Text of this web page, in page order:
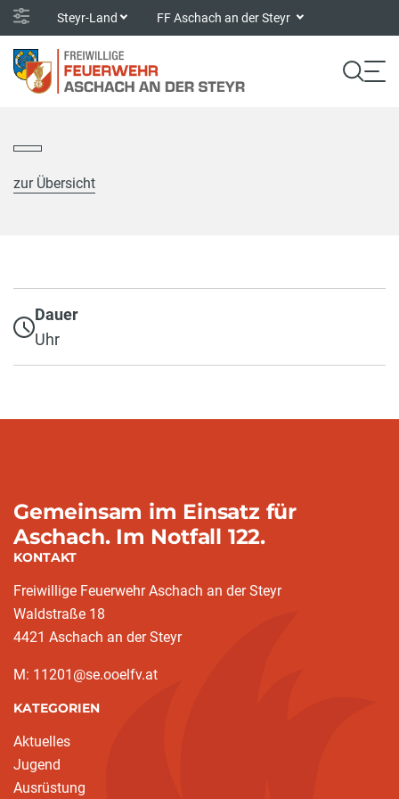
Steyr-Land FF Aschach an der Steyr
zur Übersicht
Dauer
Uhr
Gemeinsam im Einsatz für
Aschach. Im Notfall 122.
KONTAKT
Freiwillige Feuerwehr Aschach an der Steyr
Waldstraße 18
4421 Aschach an der Steyr
M: 11201@se.ooelfv.at
KATEGORIEN
Aktuelles
Jugend
Ausrüstung